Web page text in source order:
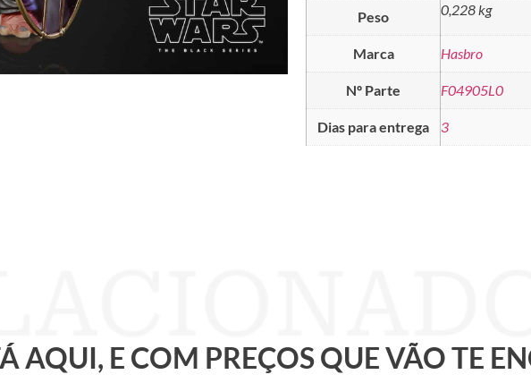
Peso 0,228 kg
Marca Hasbro
Nº Parte F04905L0
Dias para entrega 3
AQUI, E COM PREÇOS QUE VÃO TE